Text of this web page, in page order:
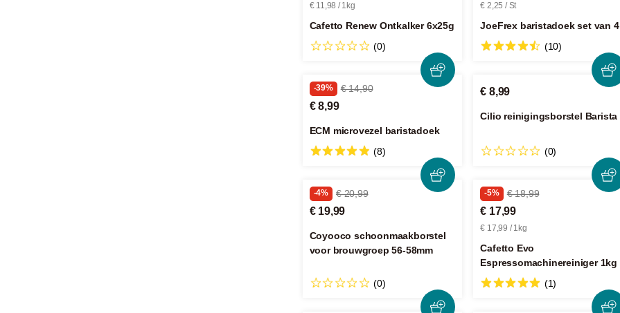
€ 11,98 / 1kg
Cafetto Renew Ontkalker 6x25g
(0)
€ 2,25 / St
JoeFrex baristadoek set van 4
(10)
-39% € 14,90
€ 8,99
ECM microvezel baristadoek
(8)
€ 8,99
Cilio reinigingsborstel Barista
(0)
-4% € 20,99
€ 19,99
Coyooco schoonmaakborstel
voor brouwgroep 56-58mm
(0)
-5% € 18,99
€ 17,99
€ 17,99 / 1kg
Cafetto Evo
Espressomachinereiniger 1kg
(1)